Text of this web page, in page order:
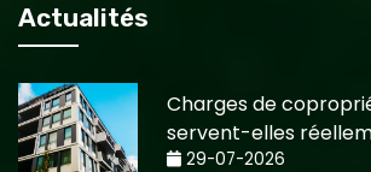
Actualités
Charges de
servent-elles
29-07-2026